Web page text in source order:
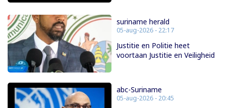
suriname herald
05-aug-2026 - 22:17
Justitie en Politie heet
voortaan Justitie en Veiligheid
abc-Suriname
05-aug-2026 - 20:45